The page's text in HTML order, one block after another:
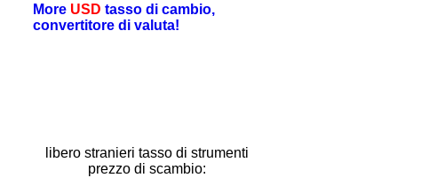
More USD tasso di cambio,
convertitore di valuta!
libero stranieri tasso di strumenti
prezzo di scambio: